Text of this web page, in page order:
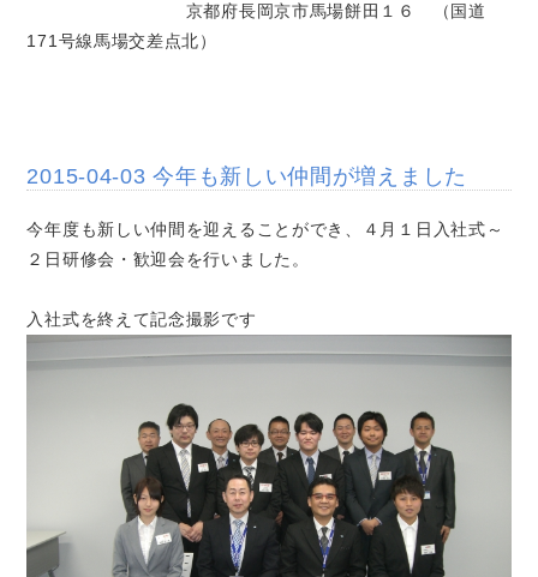
京都府長岡京市馬場餅田１６ （国道
171号線馬場交差点北）
2015-04-03 今年も新しい仲間が増えました
今年度も新しい仲間を迎えることができ、４月１日入社式～
２日研修会・歓迎会を行いました。
入社式を終えて記念撮影です